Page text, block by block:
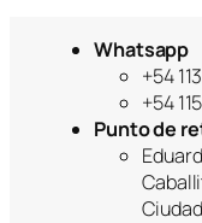
Whatsapp
+54
+54
Punto de